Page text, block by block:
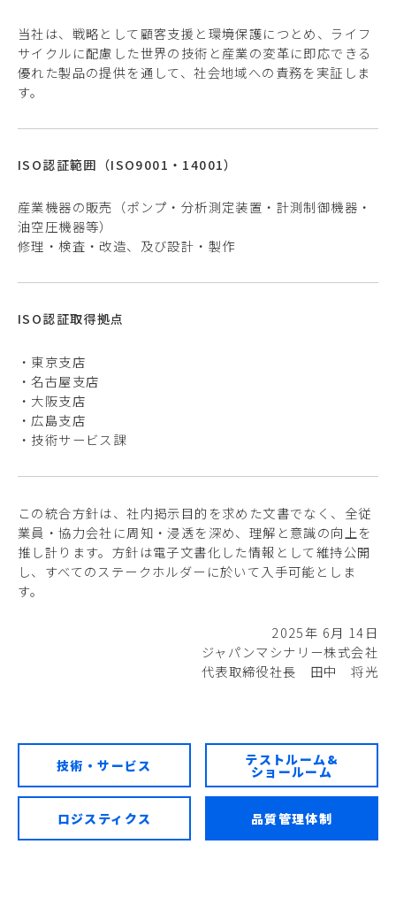
当社は、戦略として顧客支援と環境保護につとめ、ライフ
サイクルに配慮した世界の技術と産業の変革に即応できる
優れた製品の提供を通して、社会地域への責務を実証しま
す。
ISO認証範囲（ISO9001・14001）
産業機器の販売（ポンプ・分析測定装置・計測制御機器・
油空圧機器等）
修理・検査・改造、及び設計・製作
ISO認証取得拠点
・東京支店
・名古屋支店
・大阪支店
・広島支店
・技術サービス課
この統合方針は、社内掲示目的を求めた文書でなく、全従
業員・協力会社に周知・浸透を深め、理解と意識の向上を
推し計ります。方針は電子文書化した情報として維持公開
し、すべてのステークホルダーに於いて入手可能としま
す。
2025年 6月 14日
ジャパンマシナリー株式会社
代表取締役社長 田中 将光
技術・サービス テストルーム&
ショールーム
ロジスティクス 品質管理体制